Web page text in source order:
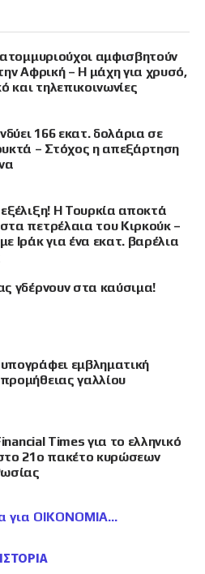
αμφισβητούν
Αφρική – Η μάχη για χρυσό,
και τηλεπικοινωνίες
166 εκατ. δολάρια σε
– Στόχος η απεξάρτηση
Η Τουρκία αποκτά
πετρέλαια του Κιρκούκ –
Ιράκ για ένα εκατ. βαρέλια
γδέρνουν στα καύσιμα!
εμβληματική
γαλλίου
Times για το ελληνικό
21ο πακέτο κυρώσεων
για ΟΙΚΟΝΟΜΙΑ
ΙΣΤΟΡΙΑ